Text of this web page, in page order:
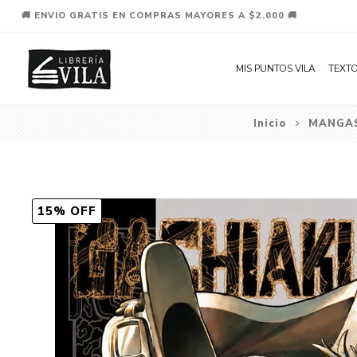
🚚 ENVIO GRATIS EN COMPRAS MAYORES A $2.000 🚚
MIS PUNTOS VILA
Inicio
15% OFF